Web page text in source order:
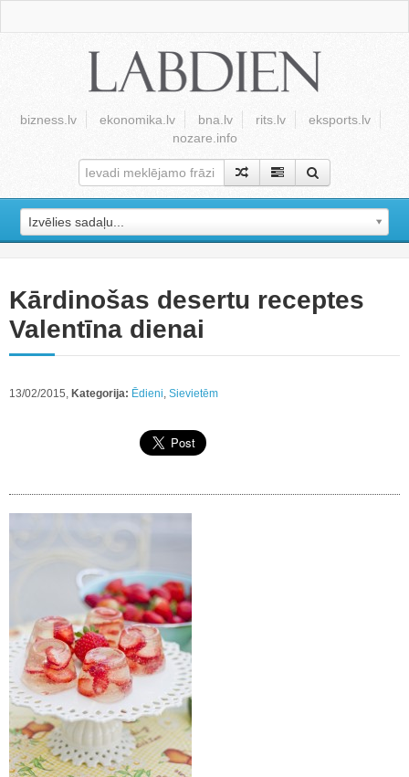
bizness.lv ekonomika.lv bna.lv rits.lv
eksports.lv
nozare.info
Izvēlies sadaļu...
Kārdinošas desertu receptes
Valentīna dienai
13/02/2015, Kategorija: Ēdieni, Sievietēm